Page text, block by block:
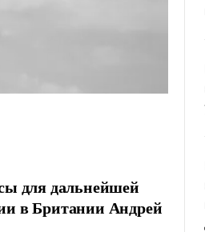
для дальнейшей
в Британии Андрей